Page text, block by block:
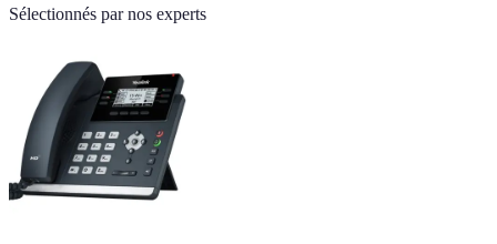
Sélectionnés par nos experts